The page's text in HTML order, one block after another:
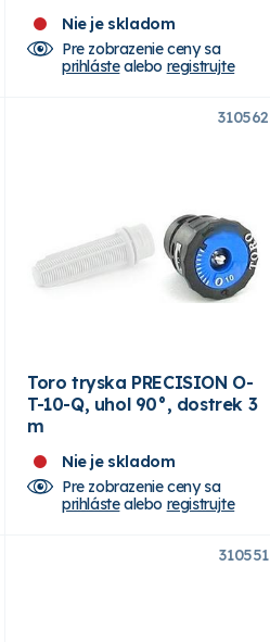
Nie je skladom
Pre zobrazenie ceny sa
prihlástealebo registrujte
310562
Toro tryska PRECISION O-
T-10-Q, uhol 90°, dostrek 3
m
Nie je skladom
Pre zobrazenie ceny sa
prihlástealebo registrujte
310551